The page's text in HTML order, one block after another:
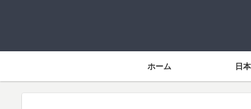
ホーム 日